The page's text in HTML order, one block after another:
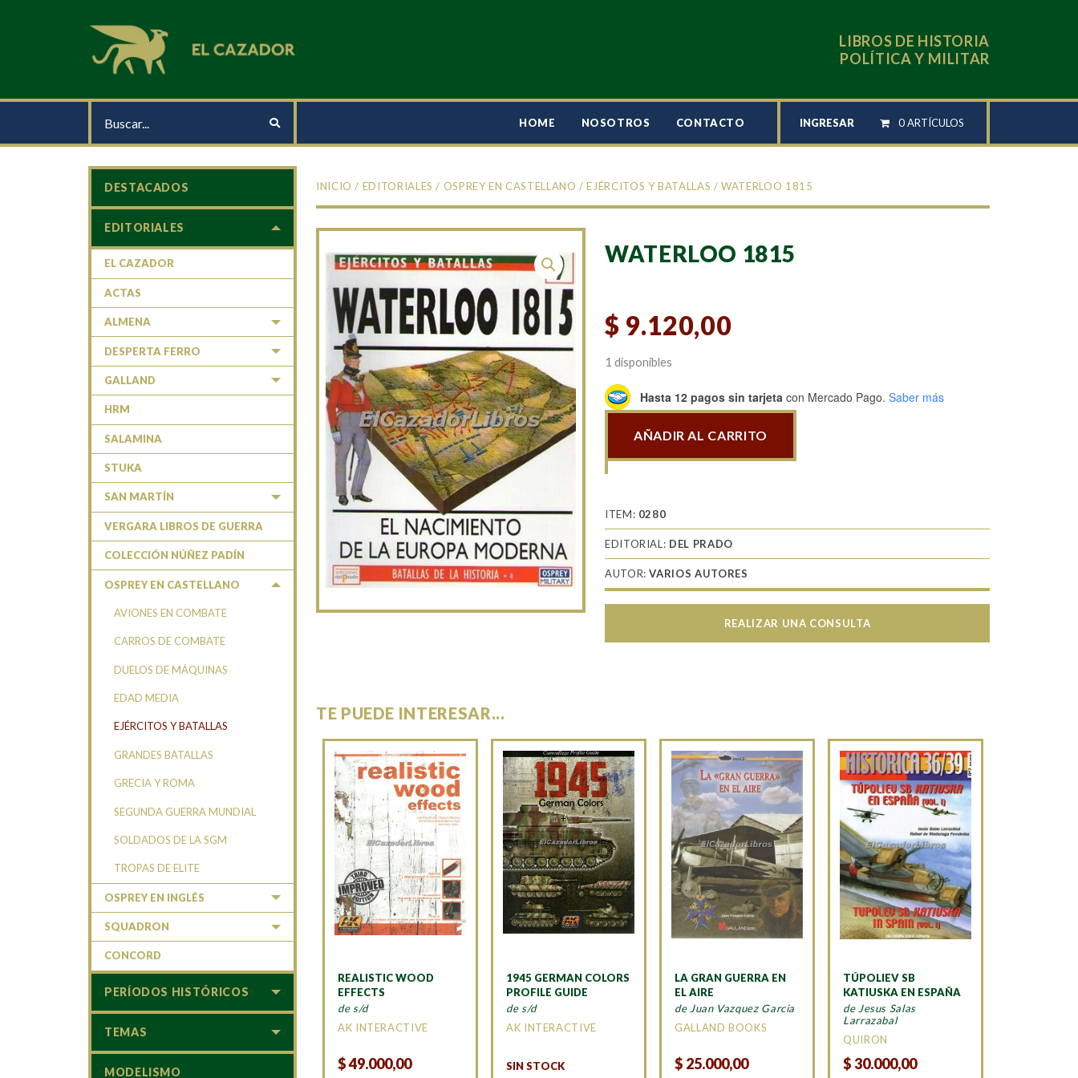
LIBROS DE HISTORIA
POLÍTICA Y MILITAR
HOME NOSOTROS CONTACTO INGRESAR 0 ARTÍCULOS
INICIO / EDITORIALES / OSPREY EN CASTELLANO /EJÉRCITOS Y BATALLAS / WATERLOO 1815
WATERLOO 1815
$ 9.120,00
1 disponibles
Hasta 12 pagos sin tarjeta con Mercado Pago. Saber más
1815
AÑADIR AL CARRITO
ITEM: 0280
EDITORIAL: DEL PRADO
AUTOR:VARIOS AUTORES
REALIZAR UNA CONSULTA
TE PUEDE INTERESAR...
REALISTIC WOOD
EFFECTS
de s/d
AK INTERACTIVE
$49.000,00
1945 GERMAN COLORS
PROFILE GUIDE
de s/d
AK INTERACTIVE
SIN STOCK
LA GRAN GUERRA EN
EL AIRE
de Juan Vazquez Garcia
GALLAND BOOKS
$ 25.000,00
TÚPOLIEV SB
KATIUSKA EN ESPAÑA
de Jesus Salas
Larrazabal
QUIRON
$30.000,00
DESTACADOS
EDITORIALES
EL CAZADOR
ACTAS
ALMENA
DESPERTA FERRO
GALLAND
HRM
SALAMINA
STUKA
SAN MARTÍN
VERGARA LIBROS DE GUERRA
COLECCIÓN NÚÑEZ PADÍN
OSPREY EN CASTELLANO
AVIONES EN COMBATE
CARROS DE COMBATE
DUELOS DE MÁQUINAS
EDAD MEDIA
EJÉRCITOS Y BATALLAS
GRANDES BATALLAS
GRECIA Y ROMA
SEGUNDA GUERRA MUNDIAL
SOLDADOS DE LA SGM
TROPAS DE ELITE
OSPREY EN INGLÉS
SQUADRON
CONCORD
PERÍODOS HISTÓRICOS
TEMAS
MODELISMO